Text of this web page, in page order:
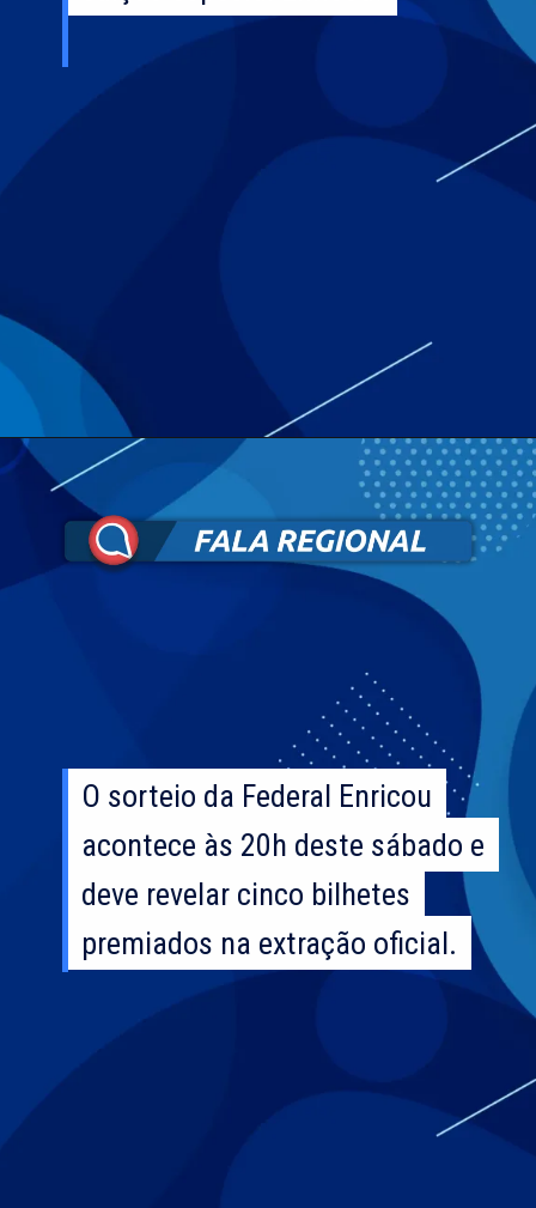
O sorteio da Federal Enricou
acontece às 20h deste sábado e
deve revelar cinco bilhetes
premiados na extração oficial.
O sorteio da Federal Enricou
acontece às 20h deste sábado e
deve revelar cinco bilhetes
premiados na extração oficial.